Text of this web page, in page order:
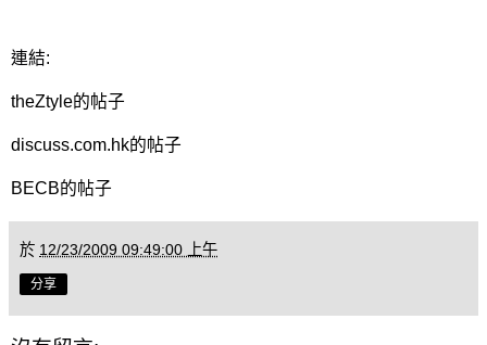
連結:
theZtyle的帖子
discuss.com.hk的帖子
BECB的帖子
於 12/23/2009 09:49:00 上午
分享